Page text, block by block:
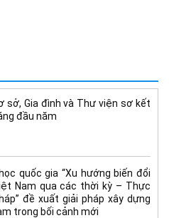
sở, Gia đình và Thư viện sơ kết
đầu năm
quốc gia “Xu hướng biến đổi
Nam qua các thời kỳ – Thực
đề xuất giải pháp xây dựng
trong bối cảnh mới